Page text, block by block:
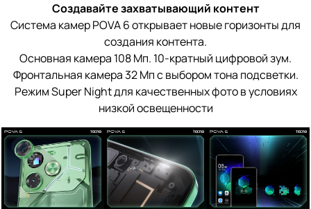
Создавайте захватывающий контент
Система камер POVA 6 открывает новые горизонты для
создания контента.
Основная камера 108 Мп. 10-кратный цифровой зум.
Фронтальная камера 32 Мп с выбором тона подсветки.
Режим Super Night для качественных фото в условиях
низкой освещенности